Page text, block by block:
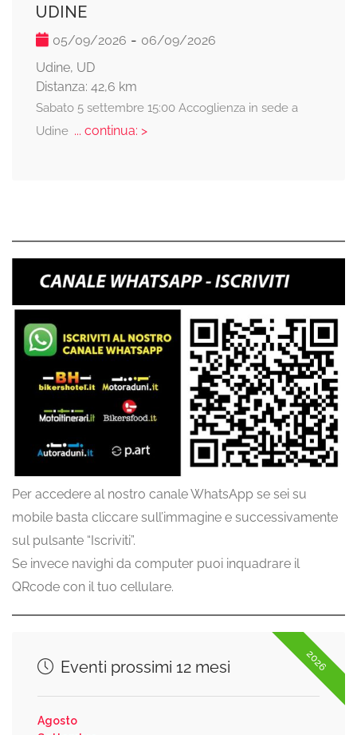
UDINE
05/09/2026 - 06/09/2026
Udine, UD
Distanza: 42,6 km
Sabato 5 settembre 15:00 Accoglienza in sede a
Udine... continua: >
Per accedere al nostro canale WhatsApp se sei su
mobile basta cliccare sull’immagine e successivamente
sul pulsante “Iscriviti”.
Se invece navighi da computer puoi inquadrare il
QRcode con il tuo cellulare.
2026
Eventi prossimi 12 mesi
Agosto